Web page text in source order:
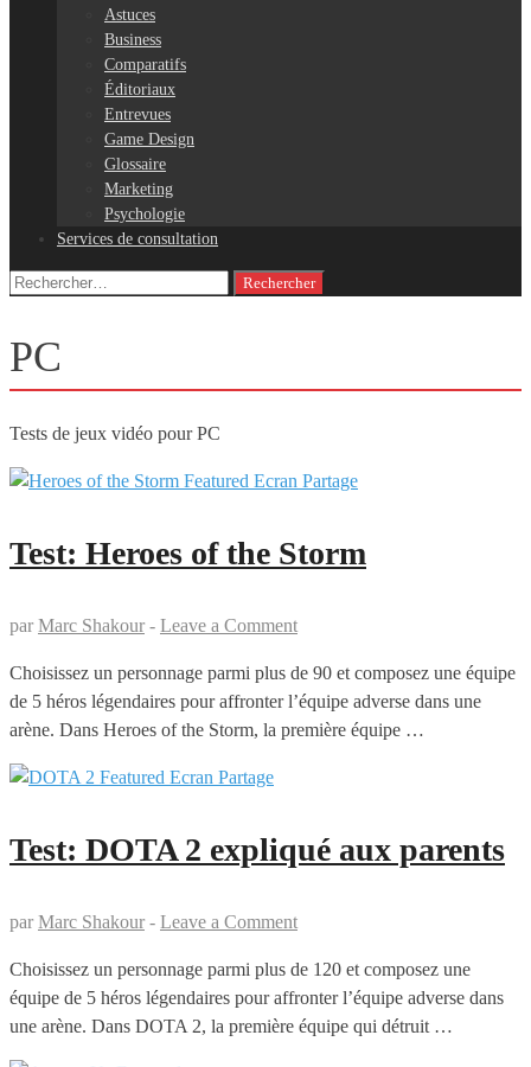
Astuces
Business
Comparatifs
Éditoriaux
Entrevues
Game Design
Glossaire
Marketing
Psychologie
Services de consultation
Rechercher :
PC
Tests de jeux vidéo pour PC
Test: Heroes of the Storm
par Marc Shakour - Leave a Comment
Choisissez un personnage parmi plus de 90 et composez une équipe
de 5 héros légendaires pour affronter l’équipe adverse dans une
arène. Dans Heroes of the Storm, la première équipe …
Test: DOTA 2 expliqué aux parents
par Marc Shakour - Leave a Comment
Choisissez un personnage parmi plus de 120 et composez une
équipe de 5 héros légendaires pour affronter l’équipe adverse dans
une arène. Dans DOTA 2, la première équipe qui détruit …